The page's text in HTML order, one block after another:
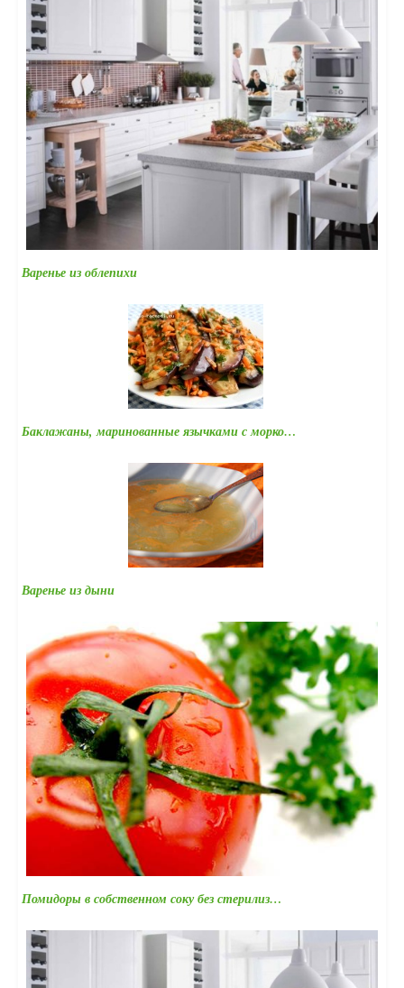
Варенье из облепихи
Баклажаны, маринованные язычками с морко…
Варенье из дыни
Помидоры в собственном соку без стерилиз…